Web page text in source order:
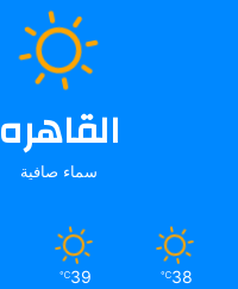
القاهره
سماء صافية
38
℃
39
℃